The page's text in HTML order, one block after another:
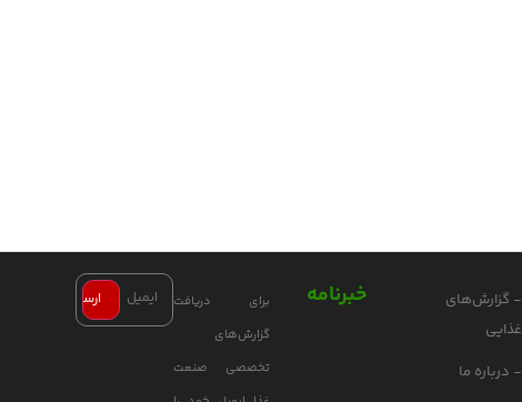
- گزارش‌های
غذایی
- درباره ما
خبرنامه
برای دریافت
گزارش‌های
تخصصی صنعت